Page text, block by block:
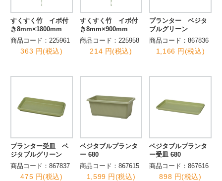
すくすく竹 イボ付
き8mm×1800mm
商品コード：225961
363 円(税込)
すくすく竹 イボ付
き8mm×900mm
商品コード：225958
214 円(税込)
プランター ベジタ
ブルグリーン
商品コード：867836
1,166 円(税込)
プランター受皿 ベ
ジタブルグリーン
商品コード：867837
475 円(税込)
ベジタブルプランタ
ー 680
商品コード：867615
1,599 円(税込)
ベジタブルプランタ
ー受皿 680
商品コード：867616
898 円(税込)